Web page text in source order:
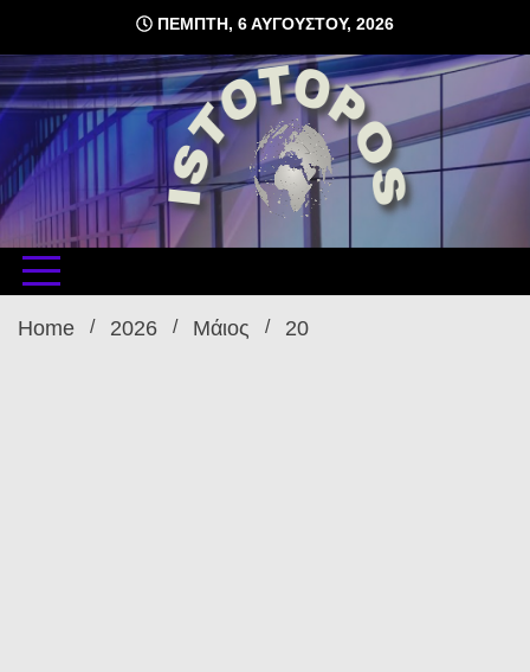
content
ΠΈΜΠΤΗ, 6 ΑΥΓΟΎΣΤΟΥ, 2026
δωρεάν φιλοξενία ιστοσελίδων , ειδήσεις
Home 2026 Μάιος 20